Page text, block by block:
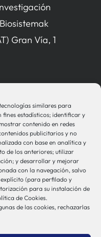
similares para
estadísticos; identificar y
contenido en redes
publicitarios y no
con base en analítica y
de los anteriores; utilizar
y desarrollar y mejorar
con la navegación, salvo
(para perfilado y
para su instalación de
de Cookies.
de las cookies, rechazarlas
Gran Vía, 1